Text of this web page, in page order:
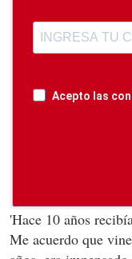
Acepto las
'Hace 10 años
Me acuerdo que